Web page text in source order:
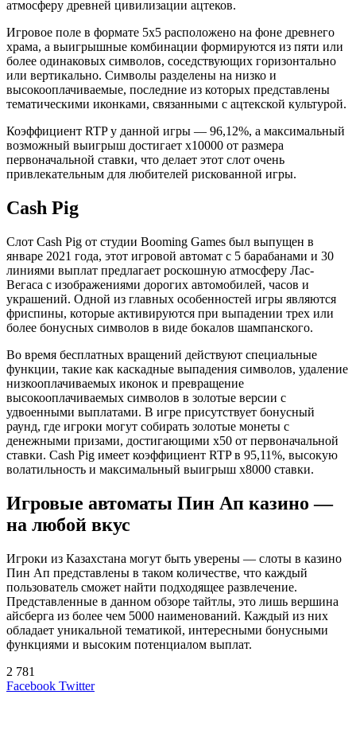
атмосферу древней цивилизации ацтеков.
Игровое поле в формате 5х5 расположено на фоне древнего
храма, а выигрышные комбинации формируются из пяти или
более одинаковых символов, соседствующих горизонтально
или вертикально. Символы разделены на низко и
высокооплачиваемые, последние из которых представлены
тематическими иконками, связанными с ацтекской культурой.
Коэффициент RTP у данной игры — 96,12%, а максимальный
возможный выигрыш достигает x10000 от размера
первоначальной ставки, что делает этот слот очень
привлекательным для любителей рискованной игры.
Cash Pig
Слот Cash Pig от студии Booming Games был выпущен в
январе 2021 года, этот игровой автомат с 5 барабанами и 30
линиями выплат предлагает роскошную атмосферу Лас-
Вегаса с изображениями дорогих автомобилей, часов и
украшений. Одной из главных особенностей игры являются
фриспины, которые активируются при выпадении трех или
более бонусных символов в виде бокалов шампанского.
Во время бесплатных вращений действуют специальные
функции, такие как каскадные выпадения символов, удаление
низкооплачиваемых иконок и превращение
высокооплачиваемых символов в золотые версии с
удвоенными выплатами. В игре присутствует бонусный
раунд, где игроки могут собирать золотые монеты с
денежными призами, достигающими x50 от первоначальной
ставки. Cash Pig имеет коэффициент RTP в 95,11%, высокую
волатильность и максимальный выигрыш x8000 ставки.
Игровые автоматы Пин Ап казино —
на любой вкус
Игроки из Казахстана могут быть уверены — слоты в казино
Пин Ап представлены в таком количестве, что каждый
пользователь сможет найти подходящее развлечение.
Представленные в данном обзоре тайтлы, это лишь вершина
айсберга из более чем 5000 наименований. Каждый из них
обладает уникальной тематикой, интересными бонусными
функциями и высоким потенциалом выплат.
2 781
Facebook TwitterLinkedIn
Tumblr
Reddit
Вконтакте
Одноклассники
Skype
Messenger
Messenger
WhatsApp
Telegram
Viber
Line
Поделиться
Печатать